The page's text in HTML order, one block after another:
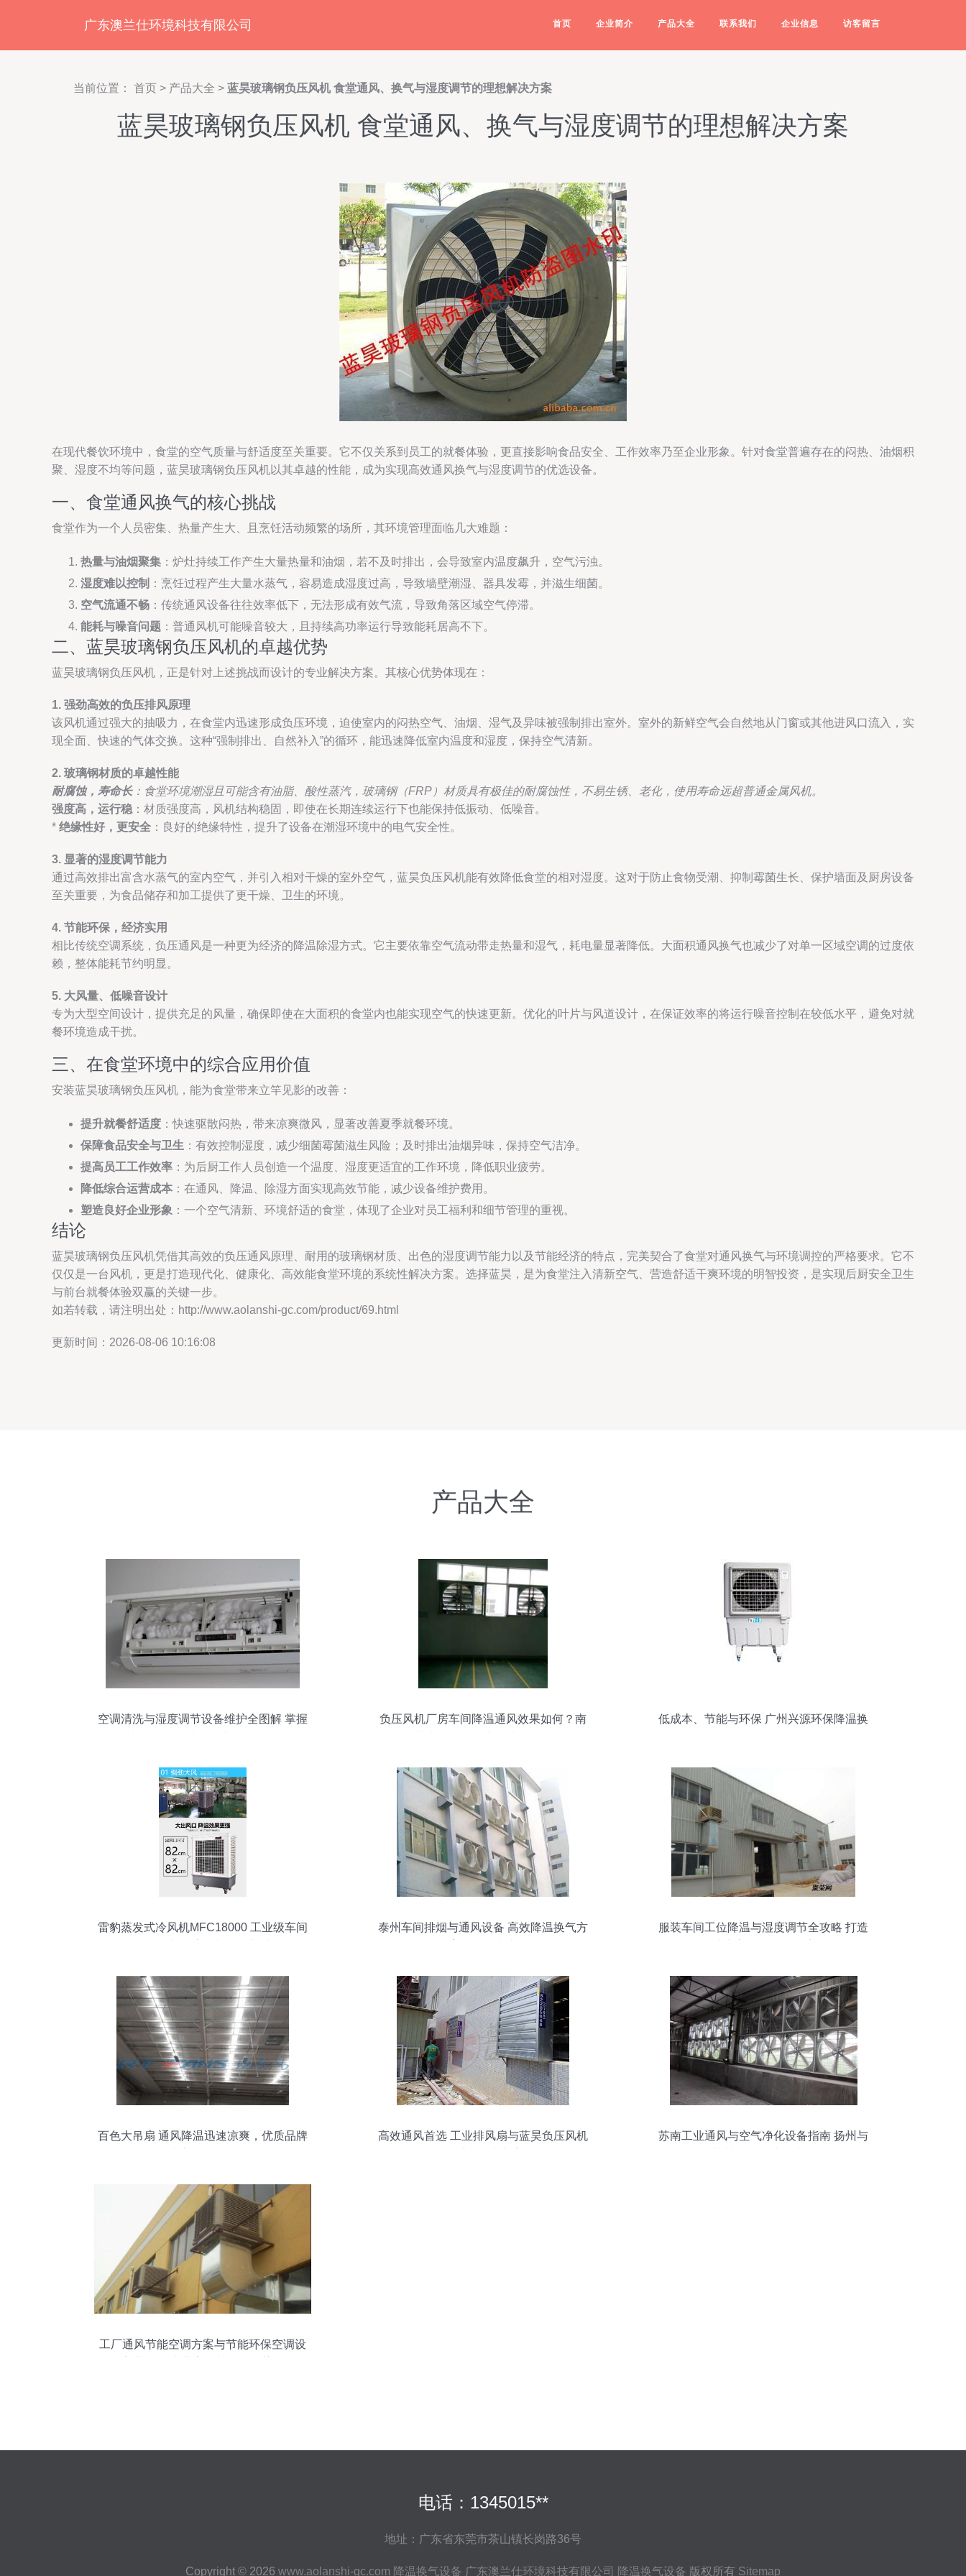
广东澳兰仕环境科技有限公司 首页 企业简介 产品大全 联系我们 企业信息 访客留言
当前位置： 首页 > 产品大全 > 蓝昊玻璃钢负压风机 食堂通风、换气与湿度调节的理想解决方案
蓝昊玻璃钢负压风机 食堂通风、换气与湿度调节的理想解决方案
在现代餐饮环境中，食堂的空气质量与舒适度至关重要。它不仅关系到员工的就餐体验，更直接影响食品安全、工作效率乃至企业形象。针对食堂普遍存在的闷热、油烟积
聚、湿度不均等问题，蓝昊玻璃钢负压风机以其卓越的性能，成为实现高效通风换气与湿度调节的优选设备。
一、食堂通风换气的核心挑战
食堂作为一个人员密集、热量产生大、且烹饪活动频繁的场所，其环境管理面临几大难题：
热量与油烟聚集 ：炉灶持续工作产生大量热量和油烟，若不及时排出，会导致室内温度飙升，空气污浊。
湿度难以控制 ：烹饪过程产生大量水蒸气，容易造成湿度过高，导致墙壁潮湿、器具发霉，并滋生细菌。
空气流通不畅 ：传统通风设备往往效率低下，无法形成有效气流，导致角落区域空气停滞。
能耗与噪音问题 ：普通风机可能噪音较大，且持续高功率运行导致能耗居高不下。
二、蓝昊玻璃钢负压风机的卓越优势
蓝昊玻璃钢负压风机，正是针对上述挑战而设计的专业解决方案。其核心优势体现在：
1. 强劲高效的负压排风原理
该风机通过强大的抽吸力，在食堂内迅速形成负压环境，迫使室内的闷热空气、油烟、湿气及异味被强制排出室外。室外的新鲜空气会自然地从门窗或其他进风口流入，实
现全面、快速的气体交换。这种“强制排出、自然补入”的循环，能迅速降低室内温度和湿度，保持空气清新。
2. 玻璃钢材质的卓越性能
耐腐蚀，寿命长：食堂环境潮湿且可能含有油脂、酸性蒸汽，玻璃钢（FRP）材质具有极佳的耐腐蚀性，不易生锈、老化，使用寿命远超普通金属风机。
强度高，运行稳 ：材质强度高，风机结构稳固，即使在长期连续运行下也能保持低振动、低噪音。
* 绝缘性好，更安全 ：良好的绝缘特性，提升了设备在潮湿环境中的电气安全性。
3. 显著的湿度调节能力
通过高效排出富含水蒸气的室内空气，并引入相对干燥的室外空气，蓝昊负压风机能有效降低食堂的相对湿度。这对于防止食物受潮、抑制霉菌生长、保护墙面及厨房设备
至关重要，为食品储存和加工提供了更干燥、卫生的环境。
4. 节能环保，经济实用
相比传统空调系统，负压通风是一种更为经济的降温除湿方式。它主要依靠空气流动带走热量和湿气，耗电量显著降低。大面积通风换气也减少了对单一区域空调的过度依
赖，整体能耗节约明显。
5. 大风量、低噪音设计
专为大型空间设计，提供充足的风量，确保即使在大面积的食堂内也能实现空气的快速更新。优化的叶片与风道设计，在保证效率的将运行噪音控制在较低水平，避免对就
餐环境造成干扰。
三、在食堂环境中的综合应用价值
安装蓝昊玻璃钢负压风机，能为食堂带来立竿见影的改善：
提升就餐舒适度 ：快速驱散闷热，带来凉爽微风，显著改善夏季就餐环境。
保障食品安全与卫生 ：有效控制湿度，减少细菌霉菌滋生风险；及时排出油烟异味，保持空气洁净。
提高员工工作效率 ：为后厨工作人员创造一个温度、湿度更适宜的工作环境，降低职业疲劳。
降低综合运营成本 ：在通风、降温、除湿方面实现高效节能，减少设备维护费用。
塑造良好企业形象 ：一个空气清新、环境舒适的食堂，体现了企业对员工福利和细节管理的重视。
结论
蓝昊玻璃钢负压风机凭借其高效的负压通风原理、耐用的玻璃钢材质、出色的湿度调节能力以及节能经济的特点，完美契合了食堂对通风换气与环境调控的严格要求。它不
仅仅是一台风机，更是打造现代化、健康化、高效能食堂环境的系统性解决方案。选择蓝昊，是为食堂注入清新空气、营造舒适干爽环境的明智投资，是实现后厨安全卫生
与前台就餐体验双赢的关键一步。
如若转载，请注明出处：http://www.aolanshi-gc.com/product/69.html
更新时间：2026-08-06 10:16:08
产品大全
空调清洗与湿度调节设备维护全图解 掌握
负压风机厂房车间降温通风效果如何？南
低成本、节能与环保 广州兴源环保降温换
雷豹蒸发式冷风机MFC18000 工业级车间
泰州车间排烟与通风设备 高效降温换气方
服装车间工位降温与湿度调节全攻略 打造
百色大吊扇 通风降温迅速凉爽，优质品牌
高效通风首选 工业排风扇与蓝昊负压风机
苏南工业通风与空气净化设备指南 扬州与
工厂通风节能空调方案与节能环保空调设
电话：1345015**
地址：广东省东莞市茶山镇长岗路36号
Copyright © 2026 www.aolanshi-gc.com 降温换气设备 广东澳兰仕环境科技有限公司 降温换气设备 版权所有 Sitemap